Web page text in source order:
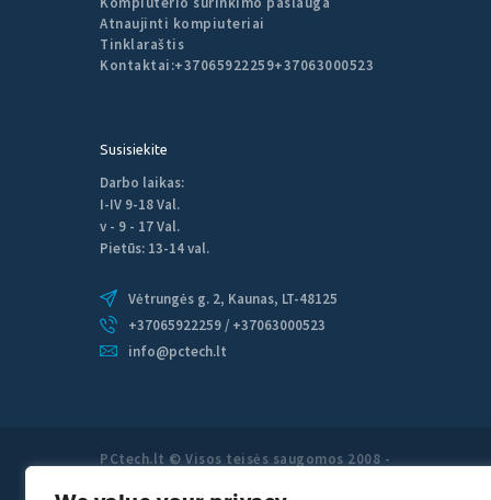
Atnaujinti kompiuteriai
Tinklaraštis
Kontaktai:+37065922259+37063000523
Susisiekite
Darbo laikas:
I-IV 9-18 Val.
v - 9 - 17 Val.
Pietūs: 13-14 val.
Vėtrungės g. 2, Kaunas, LT-48125
+37065922259 / +37063000523
info@pctech.lt
PCtech.lt © Visos teisės saugomos 2008 -